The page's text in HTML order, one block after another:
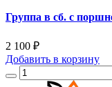
Группа в сб. с
2 100 ₽
Добавить в корзину